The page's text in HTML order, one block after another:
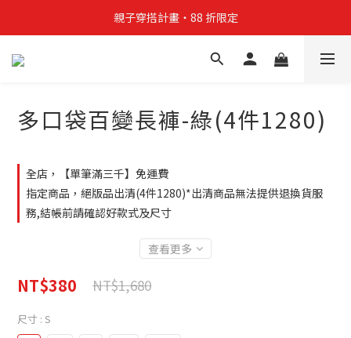
親子穿搭計畫・88 折限定
親子穿搭計畫・88 折限定
貼身補貨計畫  任選 6 件 $888
親子穿搭計畫・88 折限定
多口袋百變長褲-綠(4件1280)
全店，【單筆滿三千】免運費
指定商品，絕版品出清(4件1280)*出清商品無法提供退換貨服
務,結帳前請確認好款式及尺寸
查看更多
NT$380 NT$1,680
尺寸 : S